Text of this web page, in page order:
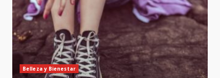
Belleza y Bienestar